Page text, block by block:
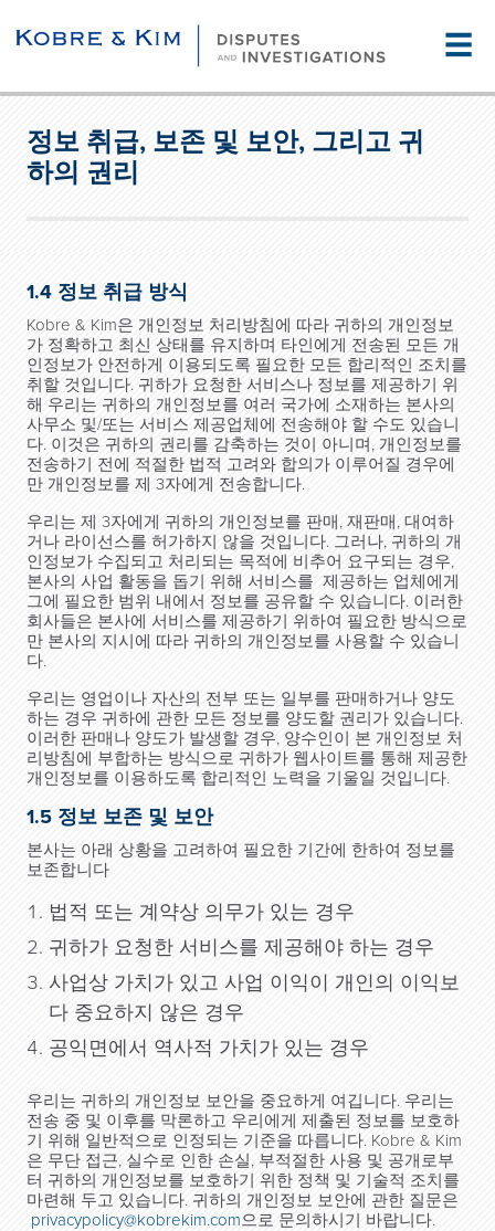
☰
정보 취급, 보존 및 보안, 그리고 귀
하의 권리
1.4 정보 취급 방식
Kobre & Kim은 개인정보 처리방침에 따라 귀하의 개인정보
가 정확하고 최신 상태를 유지하며 타인에게 전송된 모든 개
인정보가 안전하게 이용되도록 필요한 모든 합리적인 조치를
취할 것입니다. 귀하가 요청한 서비스나 정보를 제공하기 위
해 우리는 귀하의 개인정보를 여러 국가에 소재하는 본사의
사무소 및/또는 서비스 제공업체에 전송해야 할 수도 있습니
다. 이것은 귀하의 권리를 감축하는 것이 아니며, 개인정보를
전송하기 전에 적절한 법적 고려와 합의가 이루어질 경우에
만 개인정보를 제 3자에게 전송합니다.
우리는 제 3자에게 귀하의 개인정보를 판매, 재판매, 대여하
거나 라이선스를 허가하지 않을 것입니다. 그러나, 귀하의 개
인정보가 수집되고 처리되는 목적에 비추어 요구되는 경우,
본사의 사업 활동을 돕기 위해 서비스를 제공하는 업체에게
그에 필요한 범위 내에서 정보를 공유할 수 있습니다. 이러한
회사들은 본사에 서비스를 제공하기 위하여 필요한 방식으로
만 본사의 지시에 따라 귀하의 개인정보를 사용할 수 있습니
다.
우리는 영업이나 자산의 전부 또는 일부를 판매하거나 양도
하는 경우 귀하에 관한 모든 정보를 양도할 권리가 있습니다.
이러한 판매나 양도가 발생할 경우, 양수인이 본 개인정보 처
리방침에 부합하는 방식으로 귀하가 웹사이트를 통해 제공한
개인정보를 이용하도록 합리적인 노력을 기울일 것입니다.
1.5 정보 보존 및 보안
본사는 아래 상황을 고려하여 필요한 기간에 한하여 정보를
보존합니다
법적 또는 계약상 의무가 있는 경우
귀하가 요청한 서비스를 제공해야 하는 경우
사업상 가치가 있고 사업 이익이 개인의 이익보
다 중요하지 않은 경우
공익면에서 역사적 가치가 있는 경우
우리는 귀하의 개인정보 보안을 중요하게 여깁니다. 우리는
전송 중 및 이후를 막론하고 우리에게 제출된 정보를 보호하
기 위해 일반적으로 인정되는 기준을 따릅니다. Kobre & Kim
은 무단 접근, 실수로 인한 손실, 부적절한 사용 및 공개로부
터 귀하의 개인정보를 보호하기 위한 정책 및 기술적 조치를
마련해 두고 있습니다. 귀하의 개인정보 보안에 관한 질문은
privacypolicy@kobrekim.com으로 문의하시기 바랍니다.